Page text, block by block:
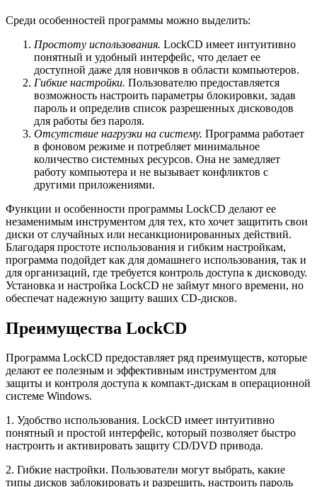
Среди особенностей программы можно выделить:
Простоту использования. LockCD имеет интуитивно
понятный и удобный интерфейс, что делает ее
доступной даже для новичков в области компьютеров.
Гибкие настройки. Пользователю предоставляется
возможность настроить параметры блокировки, задав
пароль и определив список разрешенных дисководов
для работы без пароля.
Отсутствие нагрузки на систему. Программа работает
в фоновом режиме и потребляет минимальное
количество системных ресурсов. Она не замедляет
работу компьютера и не вызывает конфликтов с
другими приложениями.
Функции и особенности программы LockCD делают ее
незаменимым инструментом для тех, кто хочет защитить свои
диски от случайных или несанкционированных действий.
Благодаря простоте использования и гибким настройкам,
программа подойдет как для домашнего использования, так и
для организаций, где требуется контроль доступа к дисководу.
Установка и настройка LockCD не займут много времени, но
обеспечат надежную защиту ваших CD-дисков.
Преимущества LockCD
Программа LockCD предоставляет ряд преимуществ, которые
делают ее полезным и эффективным инструментом для
защиты и контроля доступа к компакт-дискам в операционной
системе Windows.
1. Удобство использования. LockCD имеет интуитивно
понятный и простой интерфейс, который позволяет быстро
настроить и активировать защиту CD/DVD привода.
2. Гибкие настройки. Пользователи могут выбрать, какие
типы дисков заблокировать и разрешить, настроить пароль